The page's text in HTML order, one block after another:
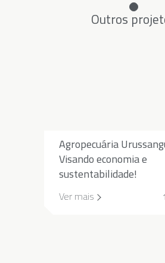
Outros
Agropecuária
Visando economia e
sustentabilidade!
Ver mais